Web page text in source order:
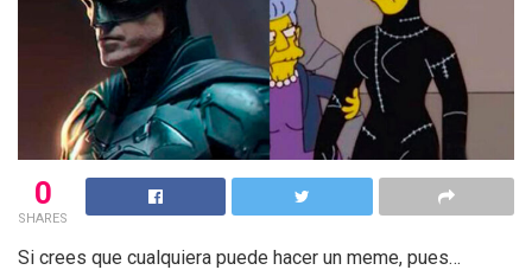
0
SHARES
Si crees que cualquiera puede hacer un meme, pues…